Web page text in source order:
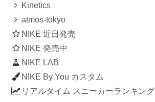
Kinetics
atmos-tokyo
NIKE 近日発売
NIKE 発売中
NIKE LAB
NIKE By You カスタム
リアルタイム スニーカーランキング